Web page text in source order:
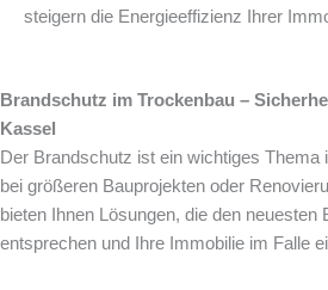
steigern die Energieeffizienz Ihrer
Brandschutz im Trockenbau –
Kassel
Der Brandschutz ist ein wichtiges Thema
bei größeren Bauprojekten oder
bieten Ihnen Lösungen, die den neuesten
entsprechen und Ihre Immobilie im Falle